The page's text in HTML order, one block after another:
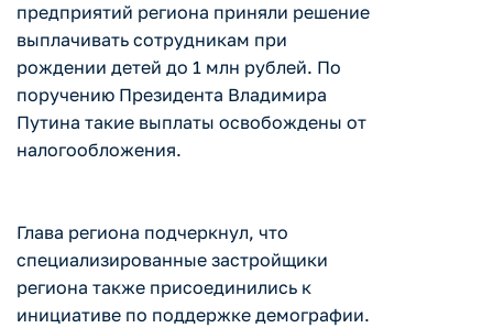
предприятий региона приняли решение
выплачивать сотрудникам при
рождении детей до 1 млн рублей. По
поручению Президента Владимира
Путина такие выплаты освобождены от
налогообложения.
Глава региона подчеркнул, что
специализированные застройщики
региона также присоединились к
инициативе по поддержке демографии.